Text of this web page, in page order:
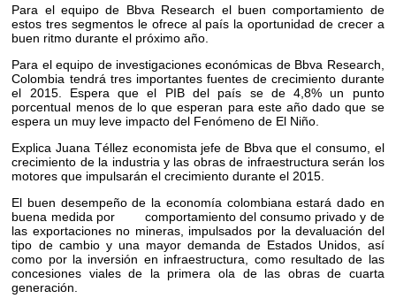
Para el equipo de Bbva Research el buen comportamiento de
estos tres segmentos le ofrece al país la oportunidad de crecer a
buen ritmo durante el próximo año.
Para el equipo de investigaciones económicas de Bbva Research,
Colombia tendrá tres importantes fuentes de crecimiento durante
el 2015. Espera que el PIB del país se de 4,8% un punto
porcentual menos de lo que esperan para este año dado que se
espera un muy leve impacto del Fenómeno de El Niño.
Explica Juana Téllez economista jefe de Bbva que el consumo, el
crecimiento de la industria y las obras de infraestructura serán los
motores que impulsarán el crecimiento durante el 2015.
El buen desempeño de la economía colombiana estará dado en
buena medida por comportamiento del consumo privado y de
las exportaciones no mineras, impulsados por la devaluación del
tipo de cambio y una mayor demanda de Estados Unidos, así
como por la inversión en infraestructura, como resultado de las
concesiones viales de la primera ola de las obras de cuarta
generación.